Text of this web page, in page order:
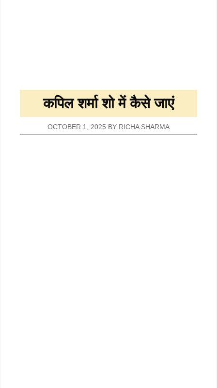
कपिल शर्मा शो में कैसे जाएं
OCTOBER 1, 2025 BY RICHA SHARMA